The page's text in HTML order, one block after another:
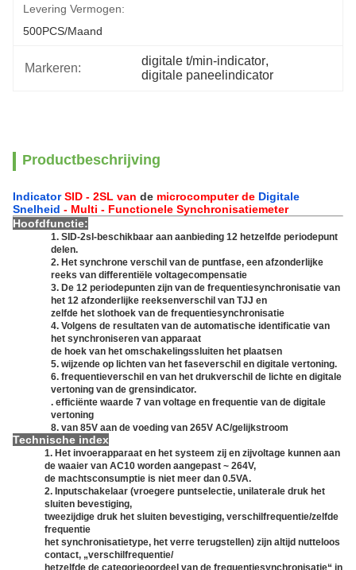
Levering Vermogen:
500PCS/maand
Markeren:
digitale t/min-indicator,
digitale paneelindicator
Productbeschrijving
IndicatorSID - 2SL van de microcomputerde Digitale
Snelheid - Multi - Functionele Synchronisatiemeter
Hoofdfunctie:
1. SID-2sl-beschikbaar aan aanbieding 12 hetzelfde periodepunt
delen.
2. Het synchrone verschil van de puntfase, een afzonderlijke
reeks van differentiële voltagecompensatie
3. De 12 periodepunten zijn van de frequentiesynchronisatie van
het 12 afzonderlijke reeksenverschil van TJJ en
zelfde het slothoek van de frequentiesynchronisatie
4. Volgens de resultaten van de automatische identificatie van
het synchroniseren van apparaat
de hoek van het omschakelingssluiten het plaatsen
5. wijzende op lichten van het faseverschil en digitale vertoning.
6. frequentieverschil en van het drukverschil de lichte en digitale
vertoning van de grensindicator.
. efficiënte waarde 7 van voltage en frequentie van de digitale
vertoning
8. van 85V aan de voeding van 265V AC/gelijkstroom
Technische index
1. Het invoerapparaat en het systeem zij en zijvoltage kunnen aan
de waaier van AC10 worden aangepast ~ 264V,
de machtsconsumptie is niet meer dan 0.5VA.
2. Inputschakelaar (vroegere puntselectie, unilaterale druk het
sluiten bevestiging,
tweezijdige druk het sluiten bevestiging, verschilfrequentie/zelfde
frequentie
het synchronisatietype, het verre terugstellen) zijn altijd nutteloos
contact, „verschilfrequentie/
hetzelfde de categorieoordeel van de frequentiesynchronisatie“ in